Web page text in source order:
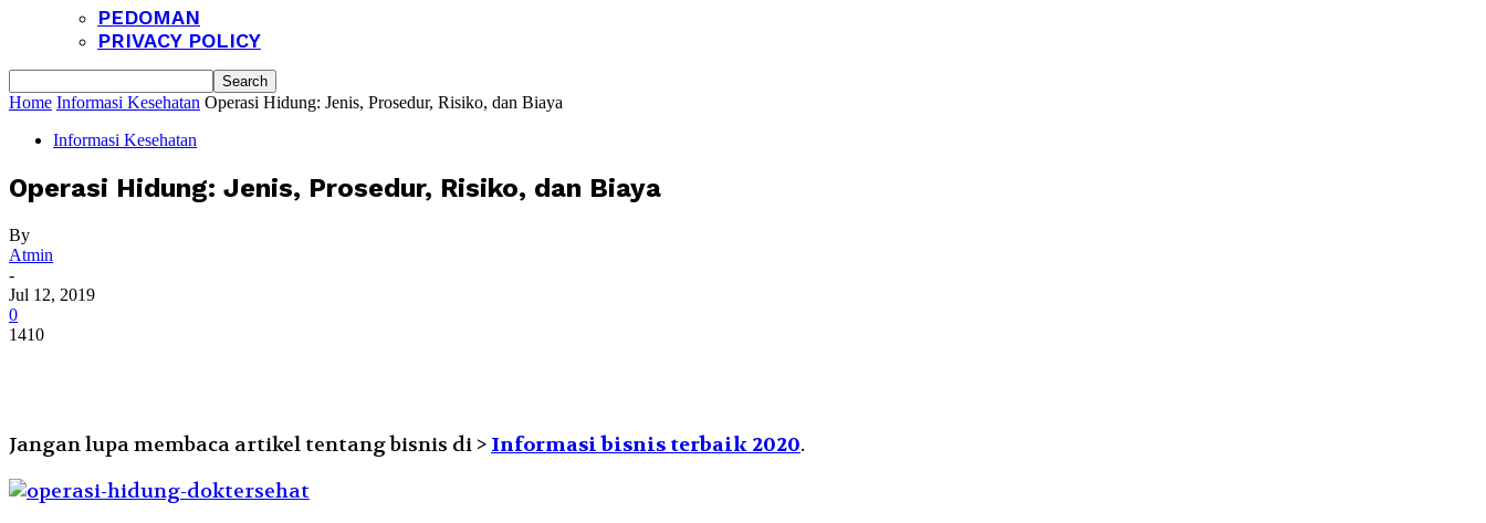
PEDOMAN
PRIVACY POLICY
Home Informasi Kesehatan Operasi Hidung: Jenis, Prosedur, Risiko, dan Biaya
Informasi Kesehatan
Operasi Hidung: Jenis, Prosedur, Risiko, dan Biaya
By
Atmin
-
Jul 12, 2019
0
1410
Jangan lupa membaca artikel tentang bisnis di > Informasi bisnis terbaik 2020.